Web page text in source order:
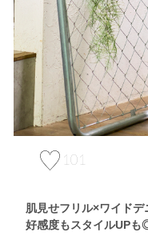
101
肌見せフリル×ワイドデ
好感度もスタイルUP